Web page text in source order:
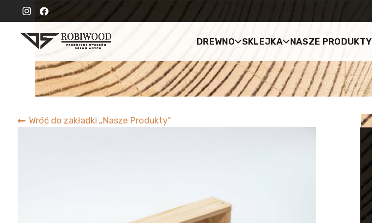
DREWNO SKLEJKA NASZE PRODUKTY
Wróć do zakładki „Nasze Produkty”